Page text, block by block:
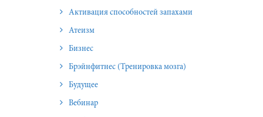
Активация способностей запахами
Атеизм
Бизнес
Брэйнфитнес (Тренировка мозга)
Будущее
Вебинар